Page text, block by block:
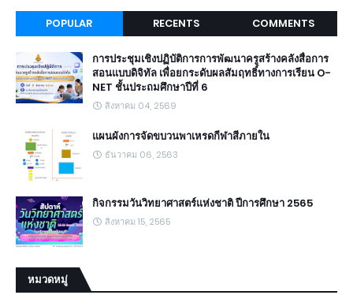
POPULAR RECENTS COMMENTS
การประชุมเชิงปฏิบัติการการพัฒนาครูสร้างคลังสื่อการ
สอนแบบดิจิทัล เพื่อยกระดับผลสัมฤทธิ์ทางการเรียน O-
NET ชั้นประถมศึกษาปีที่ 6
สิงหาคม 04, 2569
แผนผังการจัดขบวนพาเหรดกีฬาสีภายใน
ธันวาคม 06, 2563
กิจกรรมวันวิทยาศาสตร์แห่งชาติ ปีการศึกษา 2565
สิงหาคม 15, 2565
หมวดหมู่